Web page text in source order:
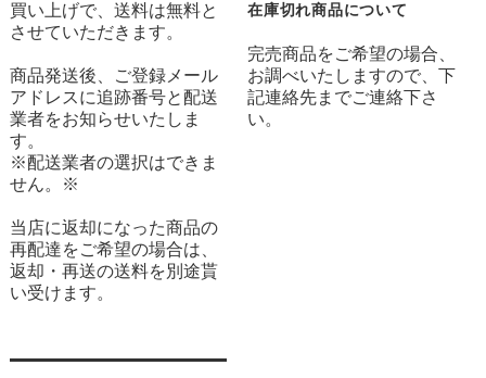
買い上げで、送料は無料と
させていただきます。
商品発送後、ご登録メール
アドレスに追跡番号と配送
業者をお知らせいたしま
す。
※配送業者の選択はできま
せん。※
当店に返却になった商品の
再配達をご希望の場合は、
返却・再送の送料を別途貰
い受けます。
在庫切れ商品について
完売商品をご希望の場合、
お調べいたしますので、下
記連絡先までご連絡下さ
い。